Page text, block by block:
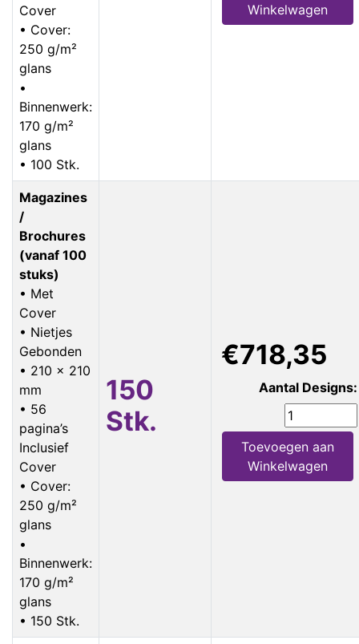
Cover
• Cover:
250 g/m²
glans
•
Binnenwerk:
170 g/m²
glans
• 100 Stk.
Winkelwagen
Magazines
/
Brochures
(vanaf 100
stuks)
• Met
Cover
• Nietjes
Gebonden
• 210 x 210
mm
• 56
pagina’s
Inclusief
Cover
• Cover:
250 g/m²
glans
•
Binnenwerk:
170 g/m²
glans
• 150 Stk.
150
Stk.
€718,35
Aantal Designs:
Toevoegen aan
Winkelwagen